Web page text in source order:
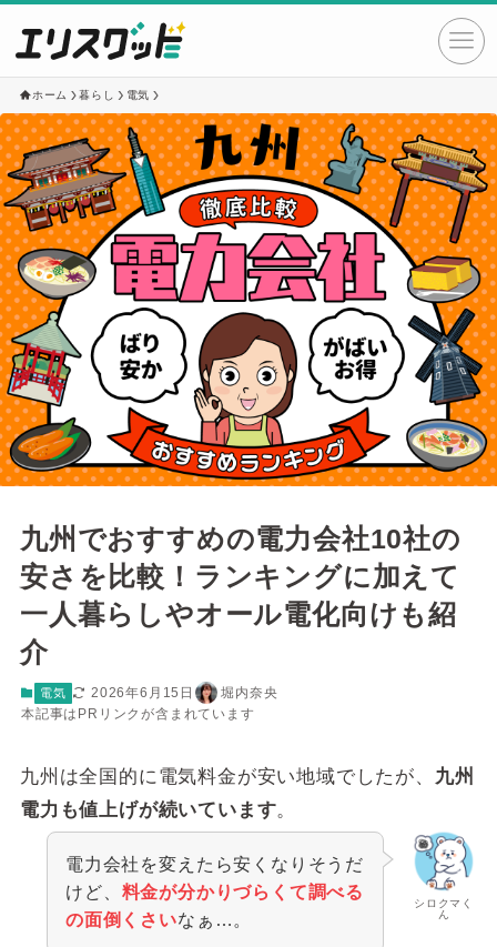
ホーム 暮らし 電気
九州でおすすめの電力会社10社の
安さを比較！ランキングに加えて
一人暮らしやオール電化向けも紹
介
電気 2026年6月15日
堀内奈央
本記事はPRリンクが含まれています
九州は全国的に電気料金が安い地域でしたが、 九州
電力も値上げが続いています。
シロクマく
ん
電力会社を変えたら安くなりそうだ
けど、 料金が分かりづらくて調べる
の面倒くさいなぁ…。